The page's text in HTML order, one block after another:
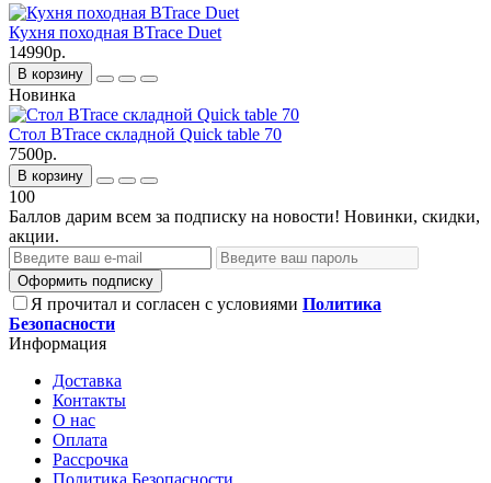
Кухня походная BTrace Duet
14990р.
В корзину
Новинка
Стол BTrace складной Quick table 70
7500р.
В корзину
100
Баллов дарим всем за подписку на новости! Новинки, скидки,
акции.
Оформить подписку
Я прочитал и согласен с условиями Политика
Безопасности
Информация
Доставка
Контакты
О нас
Оплата
Рассрочка